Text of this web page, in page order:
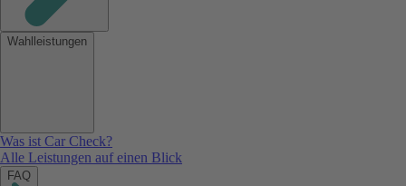
Wahlleistungen
Was ist Car Check?
Alle Leistungen auf einen Blick
FAQ